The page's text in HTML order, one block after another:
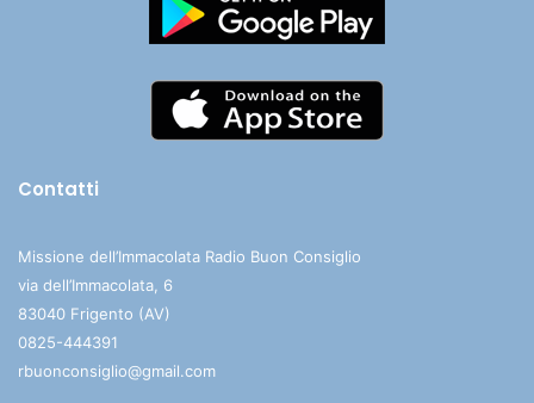
Contatti
Missione dell’Immacolata Radio Buon Consiglio
via dell’Immacolata, 6
83040 Frigento (AV)
0825-444391
rbuonconsiglio@gmail.com